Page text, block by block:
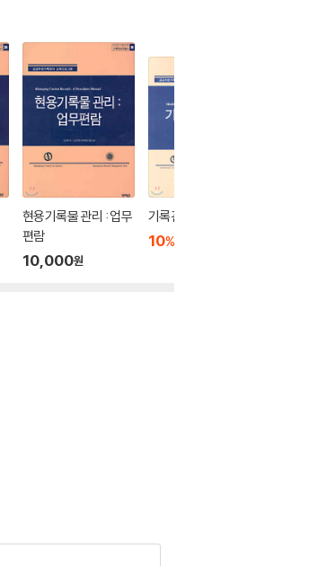
현용기록물 관리 : 업무
편람
10,000원
기록관리법 모델
10%